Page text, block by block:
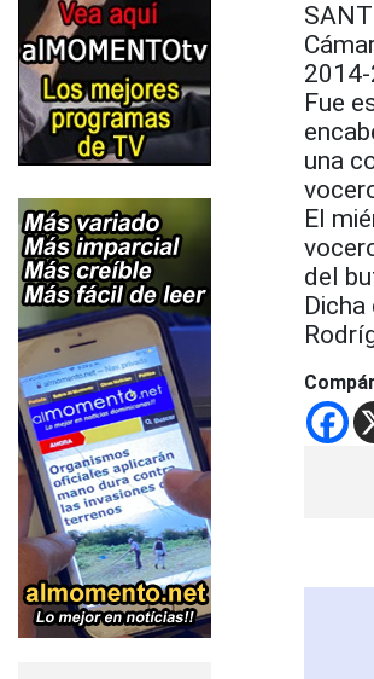
Fue
una
El
del